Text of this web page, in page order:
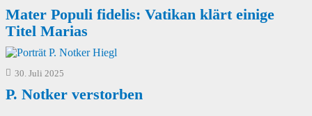
Mater Populi fidelis: Vatikan klärt einige
Titel Marias
30. Juli 2025
P. Notker verstorben